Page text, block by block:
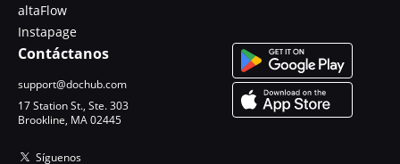
altaFlow
Instapage
Contáctanos
support@dochub.com
17 Station St., Ste. 303
Brookline, MA 02445
Síguenos